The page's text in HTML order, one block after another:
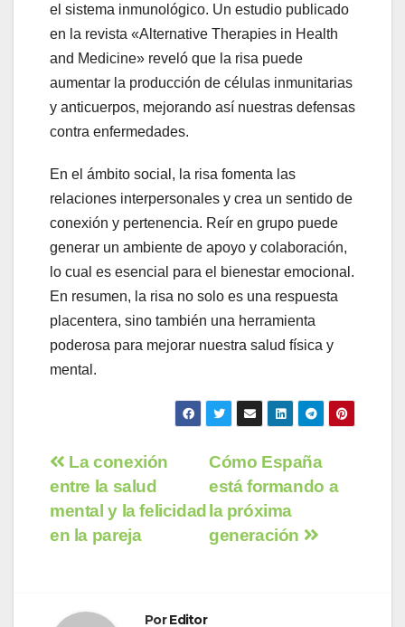
el sistema inmunológico. Un estudio publicado
en la revista «Alternative Therapies in Health
and Medicine» reveló que la risa puede
aumentar la producción de células inmunitarias
y anticuerpos, mejorando así nuestras defensas
contra enfermedades.
En el ámbito social, la risa fomenta las
relaciones interpersonales y crea un sentido de
conexión y pertenencia. Reír en grupo puede
generar un ambiente de apoyo y colaboración,
lo cual es esencial para el bienestar emocional.
En resumen, la risa no solo es una respuesta
placentera, sino también una herramienta
poderosa para mejorar nuestra salud física y
mental.
Navegación
de
entradas
Cómo España
está formando a
la próxima
generación
La conexión
entre la salud
mental y la felicidad
en la pareja
PorEditor